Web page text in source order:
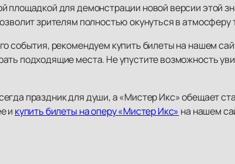
площадкой для демонстрации новой версии этой
зрителям полностью окунуться в атмосферу
события, рекомендуем купить билеты на нашем
подходящие места. Не упустите возможность
праздник для души, а «Мистер Икс» обещает
и купить билеты на оперу «Мистер Икс» на нашем